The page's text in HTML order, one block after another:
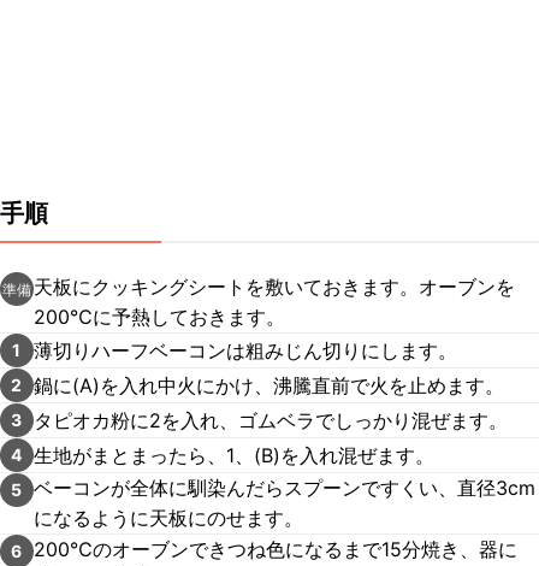
手順
準備 天板にクッキングシートを敷いておきます。オーブンを
200℃に予熱しておきます。
1 薄切りハーフベーコンは粗みじん切りにします。
2 鍋に(A)を入れ中火にかけ、沸騰直前で火を止めます。
3 タピオカ粉に2を入れ、ゴムベラでしっかり混ぜます。
4 生地がまとまったら、1、(B)を入れ混ぜます。
5 ベーコンが全体に馴染んだらスプーンですくい、直径3cm
になるように天板にのせます。
6
200℃のオーブンできつね色になるまで15分焼き、器に